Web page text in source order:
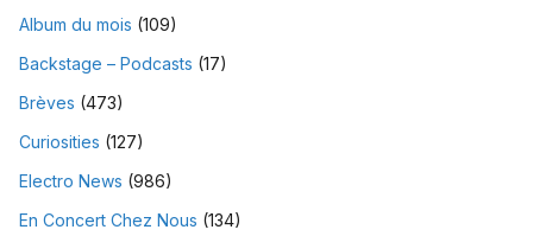
Album du mois (109)
Backstage – Podcasts (17)
Brèves (473)
Curiosities (127)
Electro News (986)
En Concert Chez Nous (134)